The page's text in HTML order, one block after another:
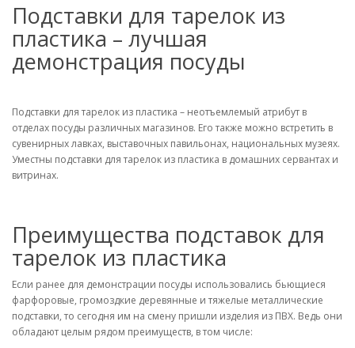
Подставки для тарелок из
пластика – лучшая
демонстрация посуды
Подставки для тарелок из пластика – неотъемлемый атрибут в
отделах посуды различных магазинов. Его также можно встретить в
сувенирных лавках, выставочных павильонах, национальных музеях.
Уместны подставки для тарелок из пластика в домашних сервантах и
витринах.
Преимущества подставок для
тарелок из пластика
Если ранее для демонстрации посуды использовались бьющиеся
фарфоровые, громоздкие деревянные и тяжелые металлические
подставки, то сегодня им на смену пришли изделия из ПВХ. Ведь они
обладают целым рядом преимуществ, в том числе: